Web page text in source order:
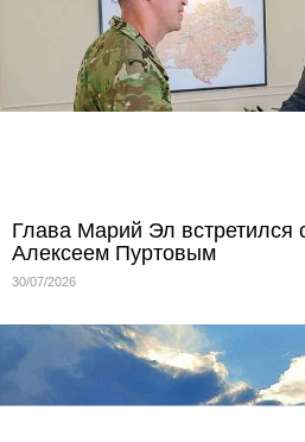
Глава Марий Эл встретился
Алексеем Пуртовым
30/07/2026